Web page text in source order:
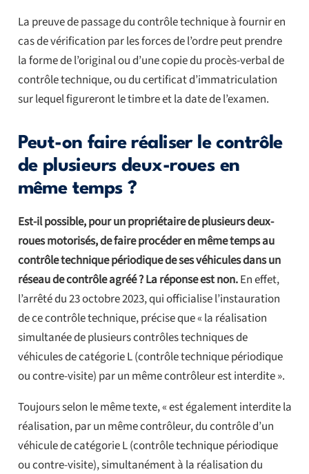
La preuve de passage du contrôle technique à fournir en
cas de vérification par les forces de l’ordre peut prendre
la forme de l’original ou d’une copie du procès-verbal de
contrôle technique, ou du certificat d’immatriculation
sur lequel figureront le timbre et la date de l’examen.
Peut-on faire réaliser le contrôle
de plusieurs deux-roues en
même temps ?
Est-il possible, pour un propriétaire de plusieurs deux-
roues motorisés, de faire procéder en même temps au
contrôle technique périodique de ses véhicules dans un
réseau de contrôle agréé ? La réponse est non.En effet,
l’arrêté du 23 octobre 2023, qui officialise l’instauration
de ce contrôle technique, précise que « la réalisation
simultanée de plusieurs contrôles techniques de
véhicules de catégorie L (contrôle technique périodique
ou contre-visite) par un même contrôleur est interdite ».
Toujours selon le même texte, « est également interdite la
réalisation, par un même contrôleur, du contrôle d’un
véhicule de catégorie L (contrôle technique périodique
ou contre-visite), simultanément à la réalisation du